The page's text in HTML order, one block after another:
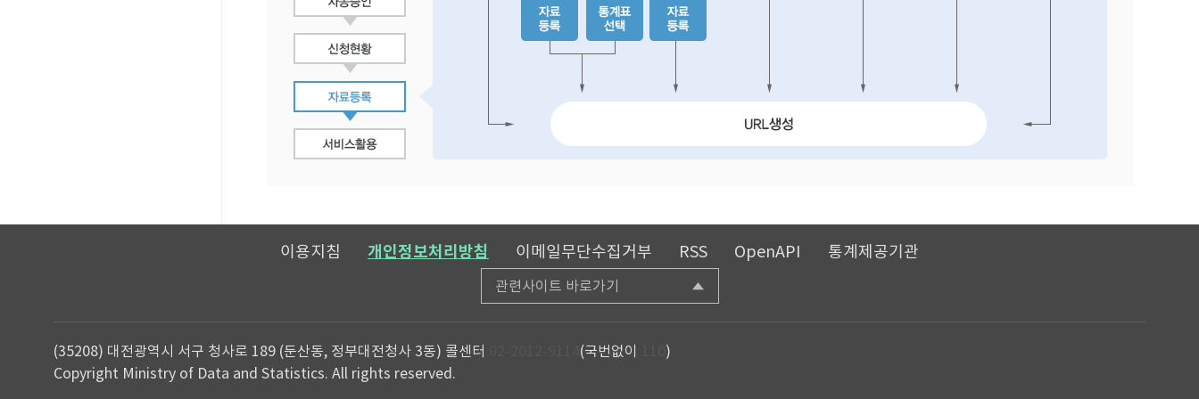
이용지침 개인정보처리방침 이메일무단수집거부 RSS OpenAPI 통계제공기관
관련사이트 바로가기
(35208) 대전광역시 서구 청사로 189 (둔산동, 정부대전청사 3동) 콜센터 (국번없이
)
Copyright Ministry of Data and Statistics. All rights reserved.